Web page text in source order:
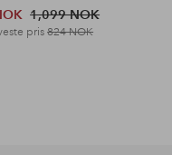
1,099 NOK
pris824 NOK